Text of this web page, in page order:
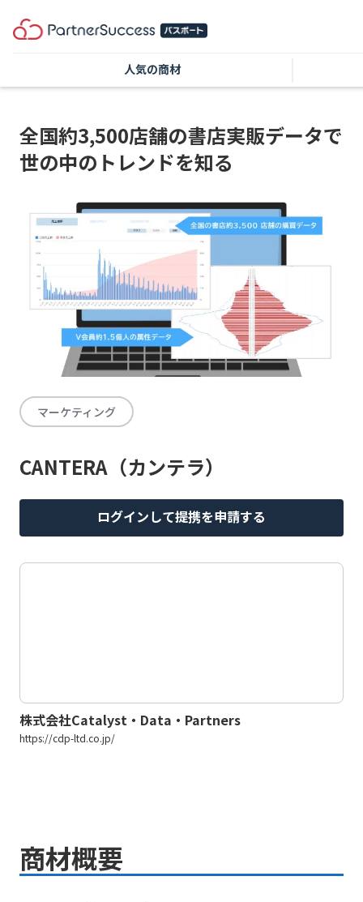
全国約3,500店舗の書店実販データで
世の中のトレンドを知る
マーケティング
CANTERA（カンテラ）
ログインして提携を申請する
株式会社Catalyst・Data・Partners
https://cdp-ltd.co.jp/
商材概要
人気の商材